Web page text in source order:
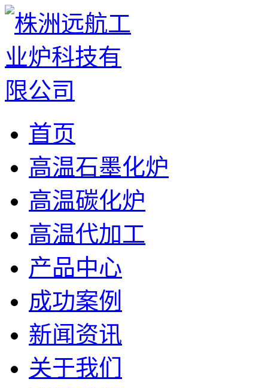
首页
高温石墨化炉
高温碳化炉
高温代加工
产品中心
成功案例
新闻资讯
关于我们